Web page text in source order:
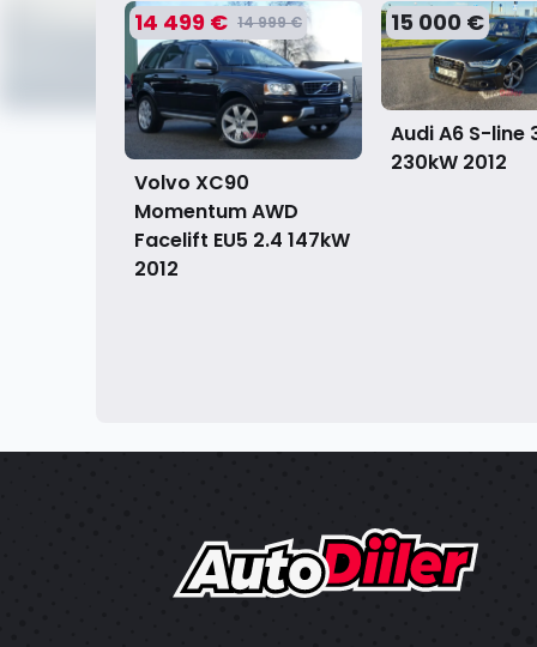
14 499 € 14 999 €
Volvo XC90
Momentum AWD
Facelift EU5 2.4 147kW
2012
15 000 €
Audi A6 S-line
230kW 2012